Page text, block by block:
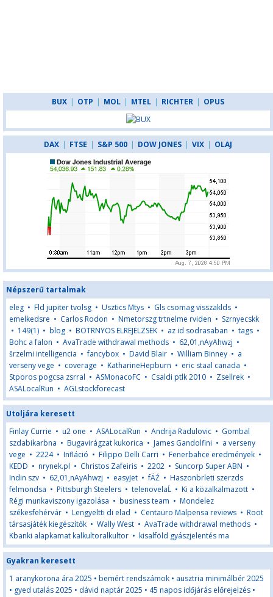
BUX | OTP | MOL | MTEL | RICHTER | OPUS
DAX | FTSE | S&P 500 | DOW JONES | VIX | OLAJ
Népszerű tartalmak
eleg • Fld jupiter tvolsg • Usztics Mtys • Gls csomag visszaklds •
emelkedsre • Carlos Rodon • Nmetorszg trtnelme rviden • Szrnyecskk
• 149(1) • blog • BOTRNYOS ELREJELZSEK • az id sodrasaban • tags •
Bohc a falon • AvaTrade withdrawal methods • 62,01,nAyAhwzj •
šrzelmi intelligencia •fancybox • David Blair • William Binney • a
verseny vege • coverage • KatharineHepburn • eric staal canada •
Stporos pogcsa zsrral • ASMonacoFC • Csaldi ptlk 2010 • Zsellrek •
ASALocalRun • AGLstockforecast
Utoljára keresett
Finlay Currie • u2 one • ASALocalRun • Andrija Radulovic • Gombal
szdabikarbna • Bugavirágzat kukorica • James Gandolfini • a verseny
vege • 2224• Infláció • Filippo Delli Carri • Fenerbahce eredmények •
KEDD • nrynek.pl • Christos Zafeiris • 2202 • Suncorp Super ABN •
Indin szv • 62,01,nAyAhwzj • easyJet •fÄŹ • Haszonbrleti szerzds
felmondsa • Pittsburgh Steelers • telenovelaĹ • Ki a közalkalmazott •
Régi munkaviszony igazolása • business team • Mondelez
székesfehérvár • Lengyeltti di elad • Centauro Malpensa reviews • Root
társasjáték kiegészítők • Wally West • AvaTrade withdrawal methods •
Kbanki alapkamat kalkultoralkultor • kisalföld gyászjelentés ma
Gyakran keresett
1 aranykorona ára 2025 • bemért rendszámok • ausztria minimálbér 2025
• gyed utalás 2025 • dávid naptár 2025 • 45 napos időjárás előrejelzés •